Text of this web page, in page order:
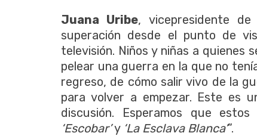
Juana Uribe, vicepresidente
superación desde el punto de
televisión. Niños y niñas a quienes
pelear una guerra en la que no
regreso, de cómo salir vivo de la
para volver a empezar. Este es
discusión. Esperamos que
‘Escobar’y ‘La Esclava Blanca’”.